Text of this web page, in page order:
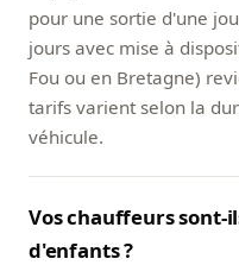
pour une sortie d'une
jours avec mise à
Fou ou en Bretagne)
tarifs varient selon la
véhicule.
Vos chauffeurs
d'enfants ?